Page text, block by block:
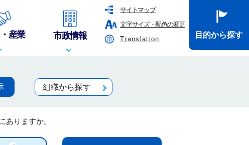
サイトマップ
文字サイズ・配色の変更
Translation
産業 市政情報 目的から探す
組織から探す
ありますか。